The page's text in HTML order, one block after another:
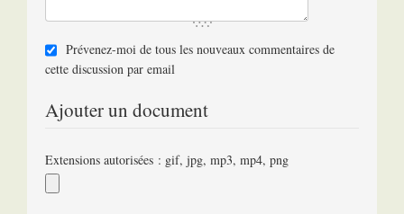
Prévenez-moi de tous les nouveaux commentaires de
cette discussion par email
Ajouter un document
Extensions autorisées : gif, jpg, mp3, mp4, png